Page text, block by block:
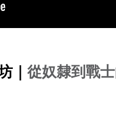
｜ 從奴隸到戰